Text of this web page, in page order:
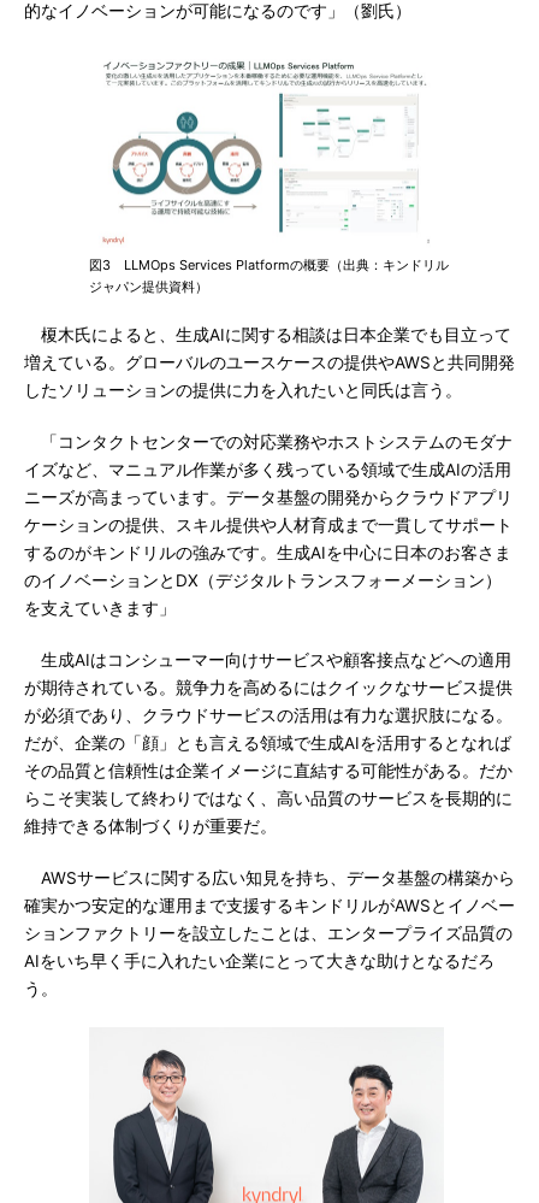
的なイノベーションが可能になるのです」（劉氏）
図3 LLMOps Services Platformの概要（出典：キンドリル
ジャパン提供資料）
榎木氏によると、生成AIに関する相談は日本企業でも目立って
増えている。グローバルのユースケースの提供やAWSと共同開発
したソリューションの提供に力を入れたいと同氏は言う。
「コンタクトセンターでの対応業務やホストシステムのモダナ
イズなど、マニュアル作業が多く残っている領域で生成AIの活用
ニーズが高まっています。データ基盤の開発からクラウドアプリ
ケーションの提供、スキル提供や人材育成まで一貫してサポート
するのがキンドリルの強みです。生成AIを中心に日本のお客さま
のイノベーションとDX（デジタルトランスフォーメーション）
を支えていきます」
生成AIはコンシューマー向けサービスや顧客接点などへの適用
が期待されている。競争力を高めるにはクイックなサービス提供
が必須であり、クラウドサービスの活用は有力な選択肢になる。
だが、企業の「顔」とも言える領域で生成AIを活用するとなれば
その品質と信頼性は企業イメージに直結する可能性がある。だか
らこそ実装して終わりではなく、高い品質のサービスを長期的に
維持できる体制づくりが重要だ。
AWSサービスに関する広い知見を持ち、データ基盤の構築から
確実かつ安定的な運用まで支援するキンドリルがAWSとイノベー
ションファクトリーを設立したことは、エンタープライズ品質の
AIをいち早く手に入れたい企業にとって大きな助けとなるだろ
う。